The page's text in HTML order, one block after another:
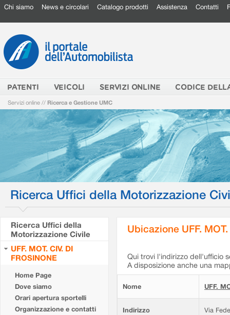
Chi siamo News e circolari Catalogo prodotti Assistenza Contatti
PATENTI VEICOLI SERVIZI ONLINE CODICE
Servizi online // Ricerca e Gestione UMC
Ricerca Uffici della Motorizzazione
Ricerca Uffici della
Motorizzazione Civile
UFF. MOT. CIV. DI
FROSINONE
Home Page
Dove siamo
Orari apertura sportelli
Organizzazione e contatti
Ubicazione UFF.
Qui trovi l'indirizzo dell'ufficio
A disposizione anche una
Nome UFF.
Indirizzo Via